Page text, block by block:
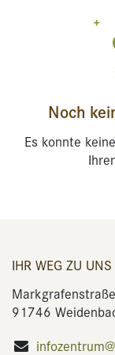
Noch
Es konnte
IHR WEG ZU UNS
91746